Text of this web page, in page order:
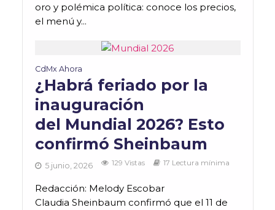
oro y polémica política: conoce los precios,
el menú y...
CdMx Ahora
¿Habrá feriado por la
inauguración
del Mundial 2026? Esto
confirmó Sheinbaum
5 junio, 2026 129 Vistas 17 Lectura mínima
Redacción: Melody Escobar
Claudia Sheinbaum confirmó que el 11 de